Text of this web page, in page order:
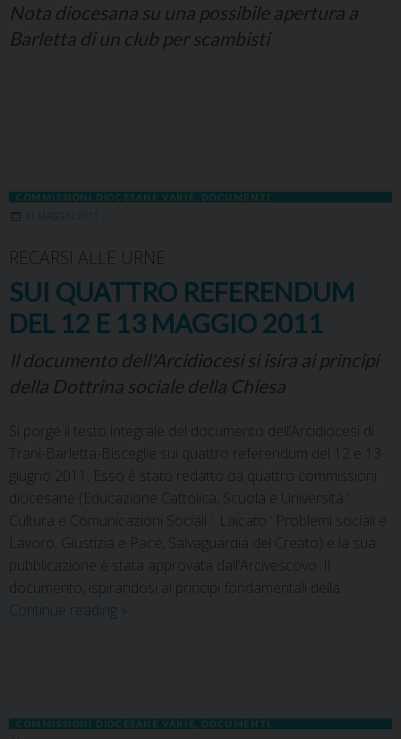
Nota diocesana su una possibile apertura a
Barletta di un club per scambisti
COMMISSIONI DIOCESANE VARIE DOCUMENTI
31 MAGGIO 2011
RECARSI ALLE URNE
SUI QUATTRO REFERENDUM
DEL 12 E 13 MAGGIO 2011
Il documento dell'Arcidiocesi si isira ai principi
della Dottrina sociale della Chiesa
Si porge il testo integrale del documento dell’Arcidiocesi di
Trani-Barletta-Bisceglie sui quattro referendum del 12 e 13
giugno 2011. Esso è stato redatto da quattro commissioni
diocesane (Educazione Cattolica, Scuola e Università ‘
Cultura e Comunicazioni Sociali ‘ Laicato ‘ Problemi sociali e
Lavoro, Giustizia e Pace, Salvaguardia del Creato) e la sua
pubblicazione è stata approvata dall’Arcivescovo. Il
documento, ispirandosi ai principi fondamentali della …
Continue reading »
COMMISSIONI DIOCESANE VARIE DOCUMENTI